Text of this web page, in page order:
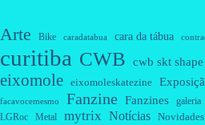
Arte Bike caradatabua cara da tábua
curitiba CWB cwb skt
eixomole eixomoleskatezine
facavocemesmo Fanzine Fanzines galeria
LGRoc Metal mytrix Notícias Novidades